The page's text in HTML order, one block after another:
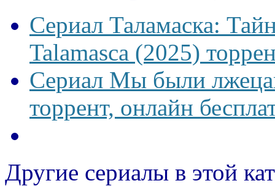
Сериал Таламаска:
Talamasca (2025)
Сериал Мы были
торрент, онлайн
Другие сериалы в этой